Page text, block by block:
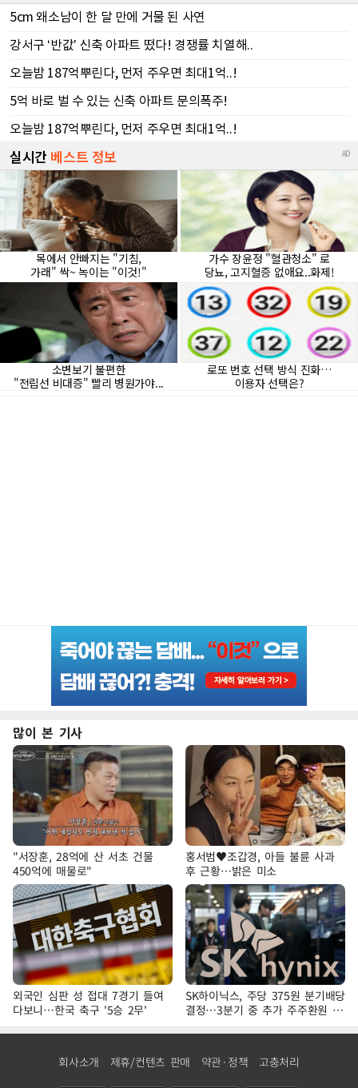
많이 본 기사
"서장훈, 28억에 산 서초 건물
450억에 매물로"
홍서범♥조갑경, 아들 불륜 사과
후 근황…밝은 미소
외국인 심판 성 접대 7경기 들여
다보니…한국 축구 '5승 2무'
SK하이닉스, 주당 375원 분기배당
결정…3분기 중 추가 주주환원 발
표
회사소개 제휴/컨텐츠 판매 약관·정책 고충처리